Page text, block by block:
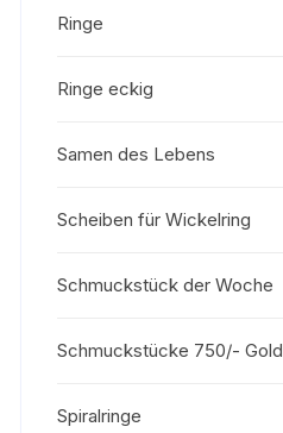
Ringe
Ringe eckig
Samen des Lebens
Scheiben für Wickelring
Schmuckstück der Woche
Schmuckstücke 750/- Gold
Spiralringe